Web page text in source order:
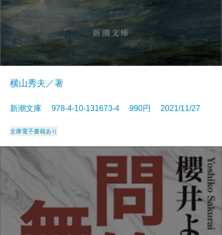
横山秀夫／著
新潮文庫 978-4-10-131673-4 990円 2021/11/27
文庫電子書籍あり